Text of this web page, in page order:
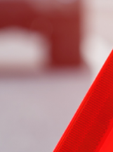
このページは現在利
せん
Pagina non
هذه الصفحة غير متوفرة